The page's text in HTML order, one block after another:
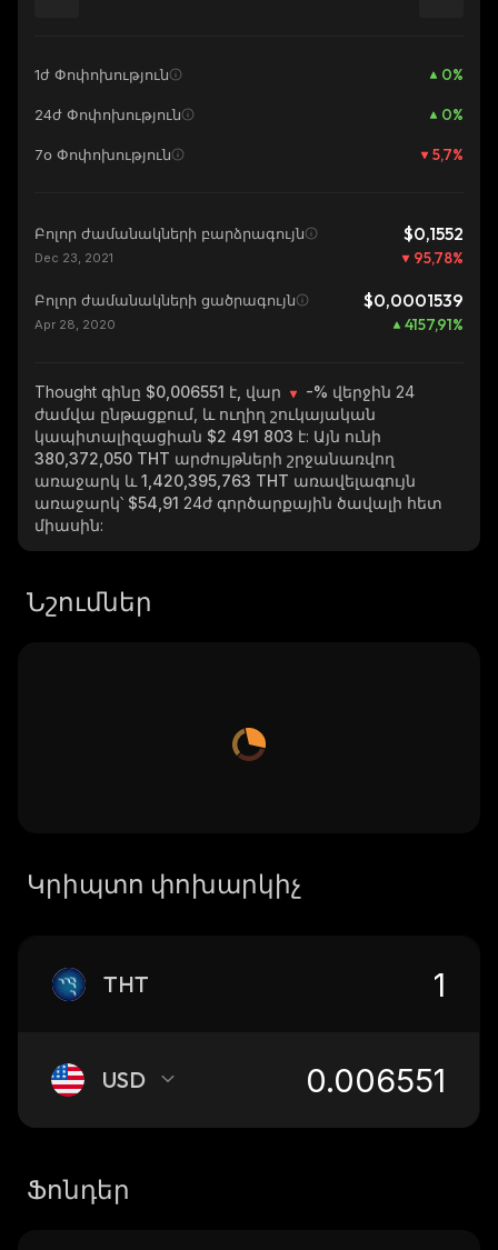
1ժ Փոփոխություն 0%
24ժ Փոփոխություն 0%
7օ Փոփոխություն 5,7%
Բոլոր ժամանակների բարձրագույն $0,1552
Dec 23, 2021 95,78%
Բոլոր ժամանակների ցածրագույն $0,0001539
Apr 28, 2020 4157,91%
Thought գինը $0,006551 է, վար -% վերջին 24
ժամվա ընթացքում, և ուղիղ շուկայական
կապիտալիզացիան $2 491 803 է: Այն ունի
380,372,050 THT արժույթների շրջանառվող
առաջարկ և 1,420,395,763 THT առավելագույն
առաջարկ՝ $54,91 24ժ գործարքային ծավալի հետ
միասին:
Նշումներ
Կրիպտո փոխարկիչ
THT
USD
Ֆոնդեր